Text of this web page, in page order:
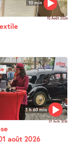
10 min
15 Août 2026
1 h 60 min
01 Août 2026
août 2026